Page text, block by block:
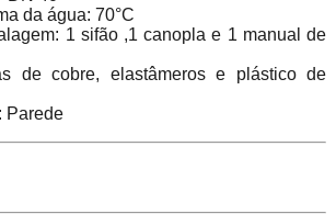
da água: 70°C
1 sifão ,1 canopla e 1 manual de
de cobre, elastâmeros e plástico de
Parede